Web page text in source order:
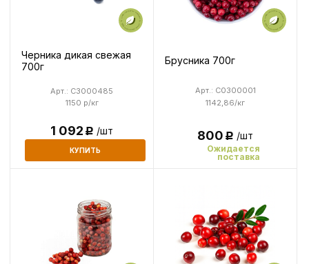
Черника дикая свежая
700г
1150 р/кг
Арт.: C3000485
1 092Р /шт
КУПИТЬ
Брусника 700г
1142,86/кг
Арт.: C0300001
800Р /шт
Ожидается
поставка